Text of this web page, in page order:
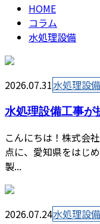
HOME
コラム
水処理設備
2026.07.31水処理設備
水処理設備工事が
こんにちは！株式会
点に、愛知県をはじ
製...
2026.07.24水処理設備